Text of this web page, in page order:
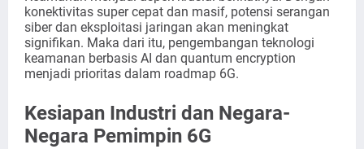
konektivitas super cepat dan masif, potensi serangan
siber dan eksploitasi jaringan akan meningkat
signifikan. Maka dari itu, pengembangan teknologi
keamanan berbasis AI dan quantum encryption
menjadi prioritas dalam roadmap 6G.
Kesiapan Industri dan Negara-
Negara Pemimpin 6G